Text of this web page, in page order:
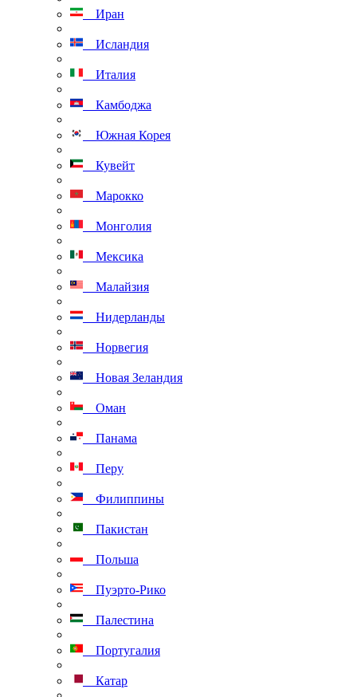
Иран
Исландия
Италия
Камбоджа
Южная Корея
Кувейт
Марокко
Монголия
Мексика
Малайзия
Нидерланды
Норвегия
Новая Зеландия
Оман
Панама
Перу
Филиппины
Пакистан
Польша
Пуэрто-Рико
Палестина
Португалия
Катар